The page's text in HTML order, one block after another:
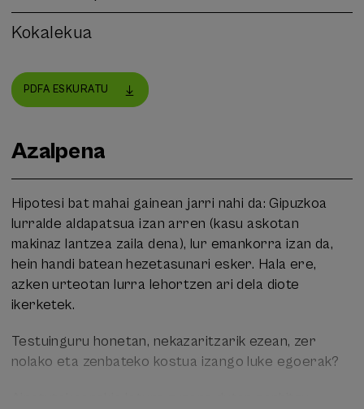
Kokalekua
PDFA ESKURATU
Azalpena
Hipotesi bat mahai gainean jarri nahi da: Gipuzkoa
lurralde aldapatsua izan arren (kasu askotan
makinaz lantzea zaila dena), lur emankorra izan da,
hein handi batean hezetasunari esker. Hala ere,
azken urteotan lurra lehortzen ari dela diote
ikerketek.
Testuinguru honetan, nekazaritzarik ezean, zer
nolako eta zenbateko kostua izango luke egoerak?